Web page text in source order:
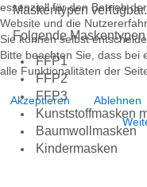
Maskentypen verfügbar.
Folgende
FFP1
FFP2
FFP3
Kunststoffmasken
Baumwollmasken
Kindermasken
essenziell für den Betrieb
Website und die
Sie können selbst
Bitte beachten Sie, dass bei
alle Funktionalitäten der
Akzeptieren
Ablehnen